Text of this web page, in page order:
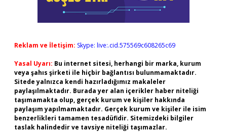
Reklam ve İletişim: Skype: live:.cid.575569c608265c69
Yasal Uyarı: Bu internet sitesi, herhangi bir marka, kurum
veya şahıs şirketi ile hiçbir bağlantısı bulunmamaktadır.
Sitede yalnızca kendi hazırladığımız makaleler
paylaşılmaktadır. Burada yer alan içerikler haber niteliği
taşımamakta olup, gerçek kurum ve kişiler hakkında
paylaşım yapılmamaktadır. Gerçek kurum ve kişiler ile isim
benzerlikleri tamamen tesadüfidir. Sitemizdeki bilgiler
taslak halindedir ve tavsiye niteliği taşımazlar.